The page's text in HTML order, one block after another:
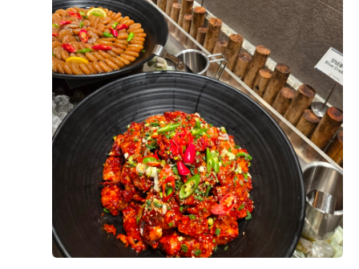
무엇보다 직원분들의 서비스가 정말 좋았습니다. 음식이
비어 있는 곳은 바로 채워 주셨고, 사용한 접시도 빠르게
정리해 주셔서 쾌적하게 식사할 수 있었습니다. 직원분들
이 친절하게 응대해 주시는 모습에서 결혼식 당일에도 하
객분들을 세심하게 배려해 주실 것이라는 믿음이 들었습
니다.
시식을 마치고 나니 위더스 영등포를 선택하길 정말 잘했
다는 생각이 들었습니다. 음식의 맛과 종류, 서비스, 연회
장 분위기까지 전체적으로 만족도가 높았고, 하객분들도
맛있게 식사하시며 좋은 기억을 남기실 것 같아 더욱 기
대됩니다. 결혼식을 준비하시는 예비 신랑·신부님들께도
음식을 중요하게 생각하신다면 한 번쯤 시식해 보시길 추
천드리고 싶습니다.
안녕하세용! 11월 예식을 앞둔 예비신부입니다
오늘 시식후기 다녀왔어요~~!!
원래 시식은 2달전부터 가능한데, 가족일정들때문에 3달
전에 가능한지 양해를 구했는데 일정 맞춰주셔서 감사하
게도 잘 다녀왔습니다!!
위더스웨딩홀은 롤자체도 예쁘지만 밥도 맛있다고 너무
유명하잖아요. 밥먹을 때 예식을 볼 수 있도록 화면도 준
비되어 있고, 홀도 프라이빗하게 준비되어 있어 너무 좋
음식 종류도 다양하고, 식지 않게 따뜻한 음식 !!
더 보기
+8